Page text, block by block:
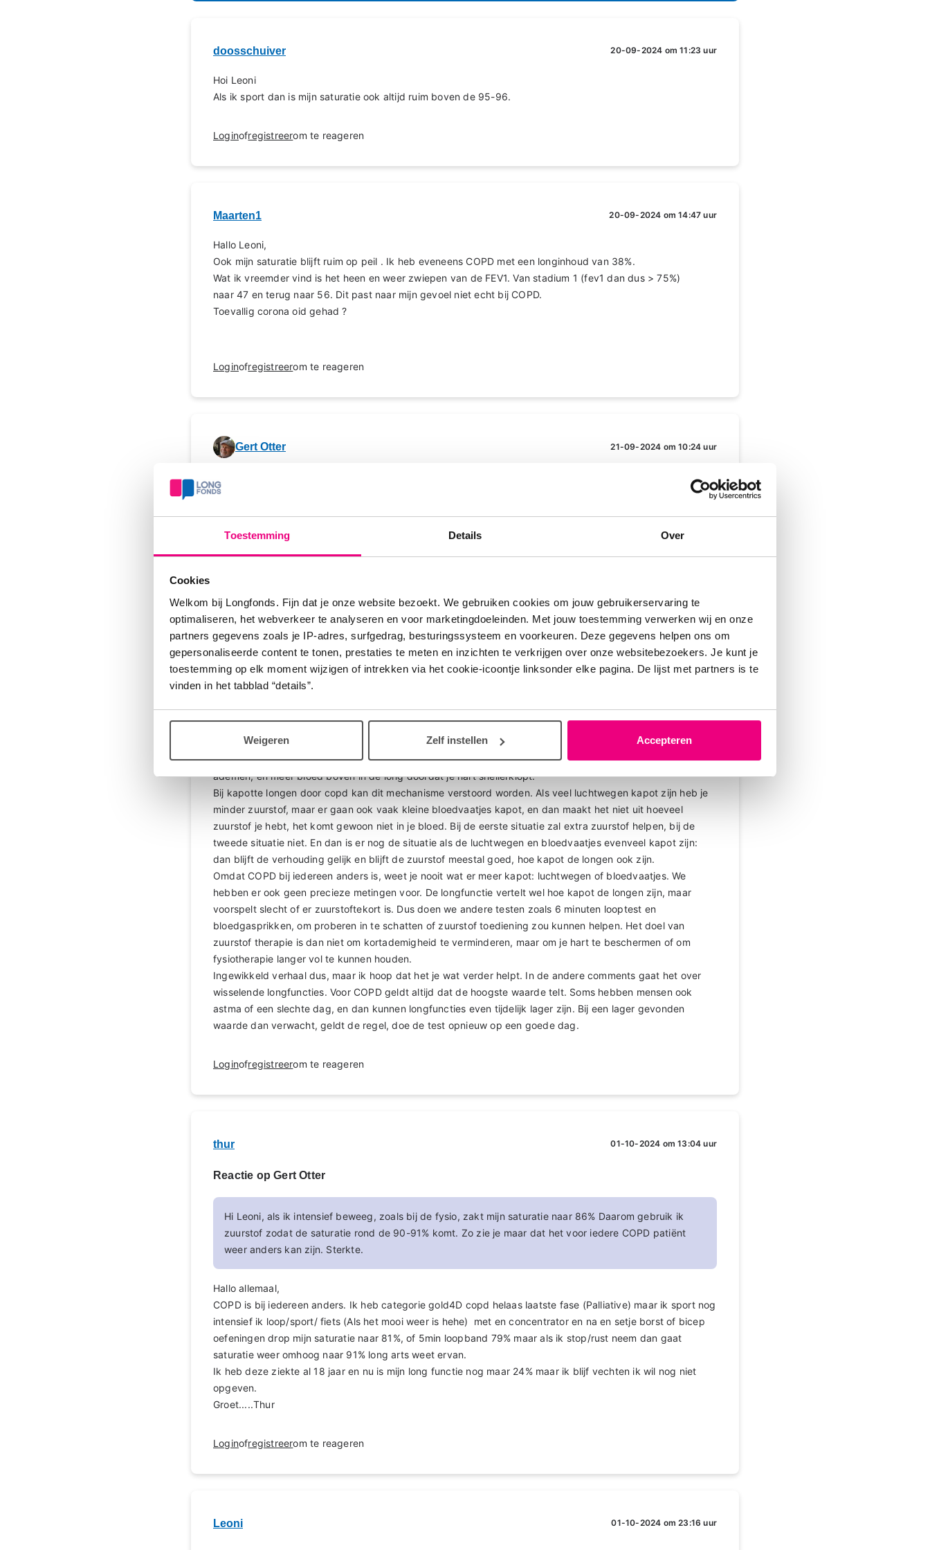
Toestemming Details Over
Cookies
Welkom bij Longfonds. Fijn dat je onze website bezoekt. We gebruiken cookies om jouw gebruikerservaring te
optimaliseren, het webverkeer te analyseren en voor marketingdoeleinden. Met jouw toestemming verwerken wij en onze
partners gegevens zoals je IP-adres, surfgedrag, besturingssysteem en voorkeuren. Deze gegevens helpen ons om
gepersonaliseerde content te tonen, prestaties te meten en inzichten te verkrijgen over onze websitebezoekers. Je kunt je
toestemming op elk moment wijzigen of intrekken via het cookie-icoontje linksonder elke pagina. De lijst met partners is te
vinden in het tabblad “details”.
Weigeren Zelf instellen Accepteren
doosschuiver 20-09-2024 om 11:23 uur
Hoi Leoni
Als ik sport dan is mijn saturatie ook altijd ruim boven de 95-96.
Loginofregistreerom te reageren
Maarten1 20-09-2024 om 14:47 uur
Hallo Leoni,
Ook mijn saturatie blijft ruim op peil . Ik heb eveneens COPD met een longinhoud van 38%.
Wat ik vreemder vind is het heen en weer zwiepen van de FEV1. Van stadium 1 (fev1 dan dus > 75%)
naar 47 en terug naar 56. Dit past naar mijn gevoel niet echt bij COPD.
Toevallig corona oid gehad ?
Loginofregistreerom te reageren
Gert Otter 21-09-2024 om 10:24 uur
Hi Leoni, als ik intensief beweeg, zoals bij de fysio, zakt mijn saturatie naar 86% Daarom gebruik ik zuurstof
zodat de saturatie rond de 90-91% komt. Zo zie je maar dat het voor iedere COPD patiënt weer anders kan
Longarts Martijn de Kruif 26-09-2024 om 10:04 uur
beste Leoni
Leuk dat je deze vraag stelt, het valt patienten regelmatig op. Het geheim zit hem de verdeling van bloed
en zuurstof in de long (de ventilatie perfusie verhouding) en dat is nog best ingewikkeld.
De bedoeling van ademen is dat je zuurstof inademt en dat het dan in je bloed komt. Boven in de long zit
veel lucht en bijna geen bloed. Onderin de long is het andersom. In beide gevallen kan er nauwelijks
zuurstof in je bloed komen. Feitelijk gebruik je in het dagelijks leven alleen het midden gebied van de long,
waar net zoveel bloed is als lucht. Bij inspanning kun je meer lucht onderin je longen krijgen door dieper te
ademen, en meer bloed boven in de long doordat je hart snellerklopt.
Bij kapotte longen door copd kan dit mechanisme verstoord worden. Als veel luchtwegen kapot zijn heb je
minder zuurstof, maar er gaan ook vaak kleine bloedvaatjes kapot, en dan maakt het niet uit hoeveel
zuurstof je hebt, het komt gewoon niet in je bloed. Bij de eerste situatie zal extra zuurstof helpen, bij de
tweede situatie niet. En dan is er nog de situatie als de luchtwegen en bloedvaatjes evenveel kapot zijn:
dan blijft de verhouding gelijk en blijft de zuurstof meestal goed, hoe kapot de longen ook zijn.
Omdat COPD bij iedereen anders is, weet je nooit wat er meer kapot: luchtwegen of bloedvaatjes. We
hebben er ook geen precieze metingen voor. De longfunctie vertelt wel hoe kapot de longen zijn, maar
voorspelt slecht of er zuurstoftekort is. Dus doen we andere testen zoals 6 minuten looptest en
bloedgasprikken, om proberen in te schatten of zuurstof toediening zou kunnen helpen. Het doel van
zuurstof therapie is dan niet om kortademigheid te verminderen, maar om je hart te beschermen of om
fysiotherapie langer vol te kunnen houden.
Ingewikkeld verhaal dus, maar ik hoop dat het je wat verder helpt. In de andere comments gaat het over
wisselende longfuncties. Voor COPD geldt altijd dat de hoogste waarde telt. Soms hebben mensen ook
astma of een slechte dag, en dan kunnen longfuncties even tijdelijk lager zijn. Bij een lager gevonden
waarde dan verwacht, geldt de regel, doe de test opnieuw op een goede dag.
Loginofregistreerom te reageren
thur 01-10-2024 om 13:04 uur
Reactie op Gert Otter
Hi Leoni, als ik intensief beweeg, zoals bij de fysio, zakt mijn saturatie naar 86% Daarom gebruik ik
zuurstof zodat de saturatie rond de 90-91% komt. Zo zie je maar dat het voor iedere COPD patiënt
weer anders kan zijn. Sterkte.
Hallo allemaal,
COPD is bij iedereen anders. Ik heb categorie gold4D copd helaas laatste fase (Palliative) maar ik sport nog
intensief ik loop/sport/ fiets (Als het mooi weer is hehe) met en concentrator en na en setje borst of bicep
oefeningen drop mijn saturatie naar 81%, of 5min loopband 79% maar als ik stop/rust neem dan gaat
saturatie weer omhoog naar 91% long arts weet ervan.
Ik heb deze ziekte al 18 jaar en nu is mijn long functie nog maar 24% maar ik blijf vechten ik wil nog niet
opgeven.
Groet.....Thur
Loginofregistreerom te reageren
Leoni 01-10-2024 om 23:16 uur